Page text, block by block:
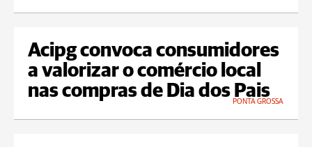
Acipg convoca consumidores
a valorizar o comércio local
nas compras de Dia dos Pais
PONTA GROSSA